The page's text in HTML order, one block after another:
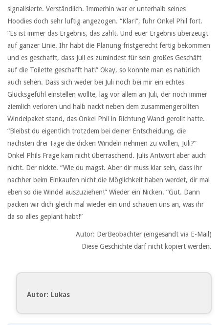
signalisierte. Verständlich. Immerhin war er unterhalb seines
Hoodies doch sehr luftig angezogen. “Klar!”, fuhr Onkel Phil fort.
“Es ist immer das Ergebnis, das zählt. Und euer Ergebnis überzeugt
auf ganzer Linie. Ihr habt die Planung fristgerecht fertig bekommen
und es geschafft, dass Juli es zumindest für sein großes Geschäft
auf die Toilette geschafft hat!” Okay, so konnte man es natürlich
auch sehen. Dass sich weder bei Juli noch bei mir ein echtes
Glücksgefühl einstellen wollte, lag vor allem an Juli, der noch immer
ziemlich verloren und halb nackt neben dem zusammengerollten
Windelpaket stand, das Onkel Phil in Richtung Wand gerollt hatte.
“Bleibst du eigentlich trotzdem bei deiner Entscheidung, die
nächsten drei Tage die dicken Windeln nehmen zu wollen, Juli?”
Onkel Phils Frage kam nicht überraschend. Julis Antwort aber auch
nicht. Der nickte. “Wie du magst. Aber dir muss klar sein, dass ihr
nachher beim Einkaufen nicht die Möglichkeit haben werdet, dir mal
eben so die Windel auszuziehen!” Wieder ein Nicken. “Gut. Dann
packen wir dich gleich mal wieder ein und schauen uns an, was ihr
da so alles geplant habt!”
Autor: DerBeobachter (eingesandt via E-Mail)
Diese Geschichte darf nicht kopiert werden.
Autor: Lukas